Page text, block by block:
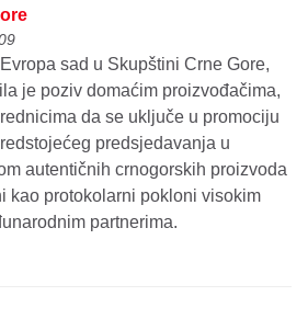
sad u Skupštini Crne Gore,
je poziv domaćim proizvođačima,
da se uključe u promociju
predsjedavanja u
autentičnih crnogorskih proizvoda
kao protokolarni pokloni visokim
partnerima.